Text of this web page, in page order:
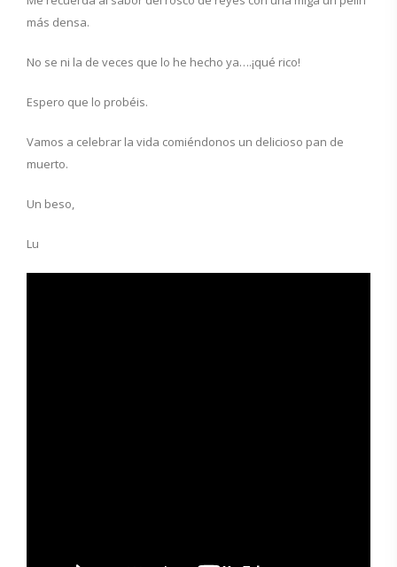
más densa.
No se ni la de veces que lo he hecho ya….¡qué rico!
Espero que lo probéis.
Vamos a celebrar la vida comiéndonos un delicioso pan de
muerto.
Un beso,
Lu